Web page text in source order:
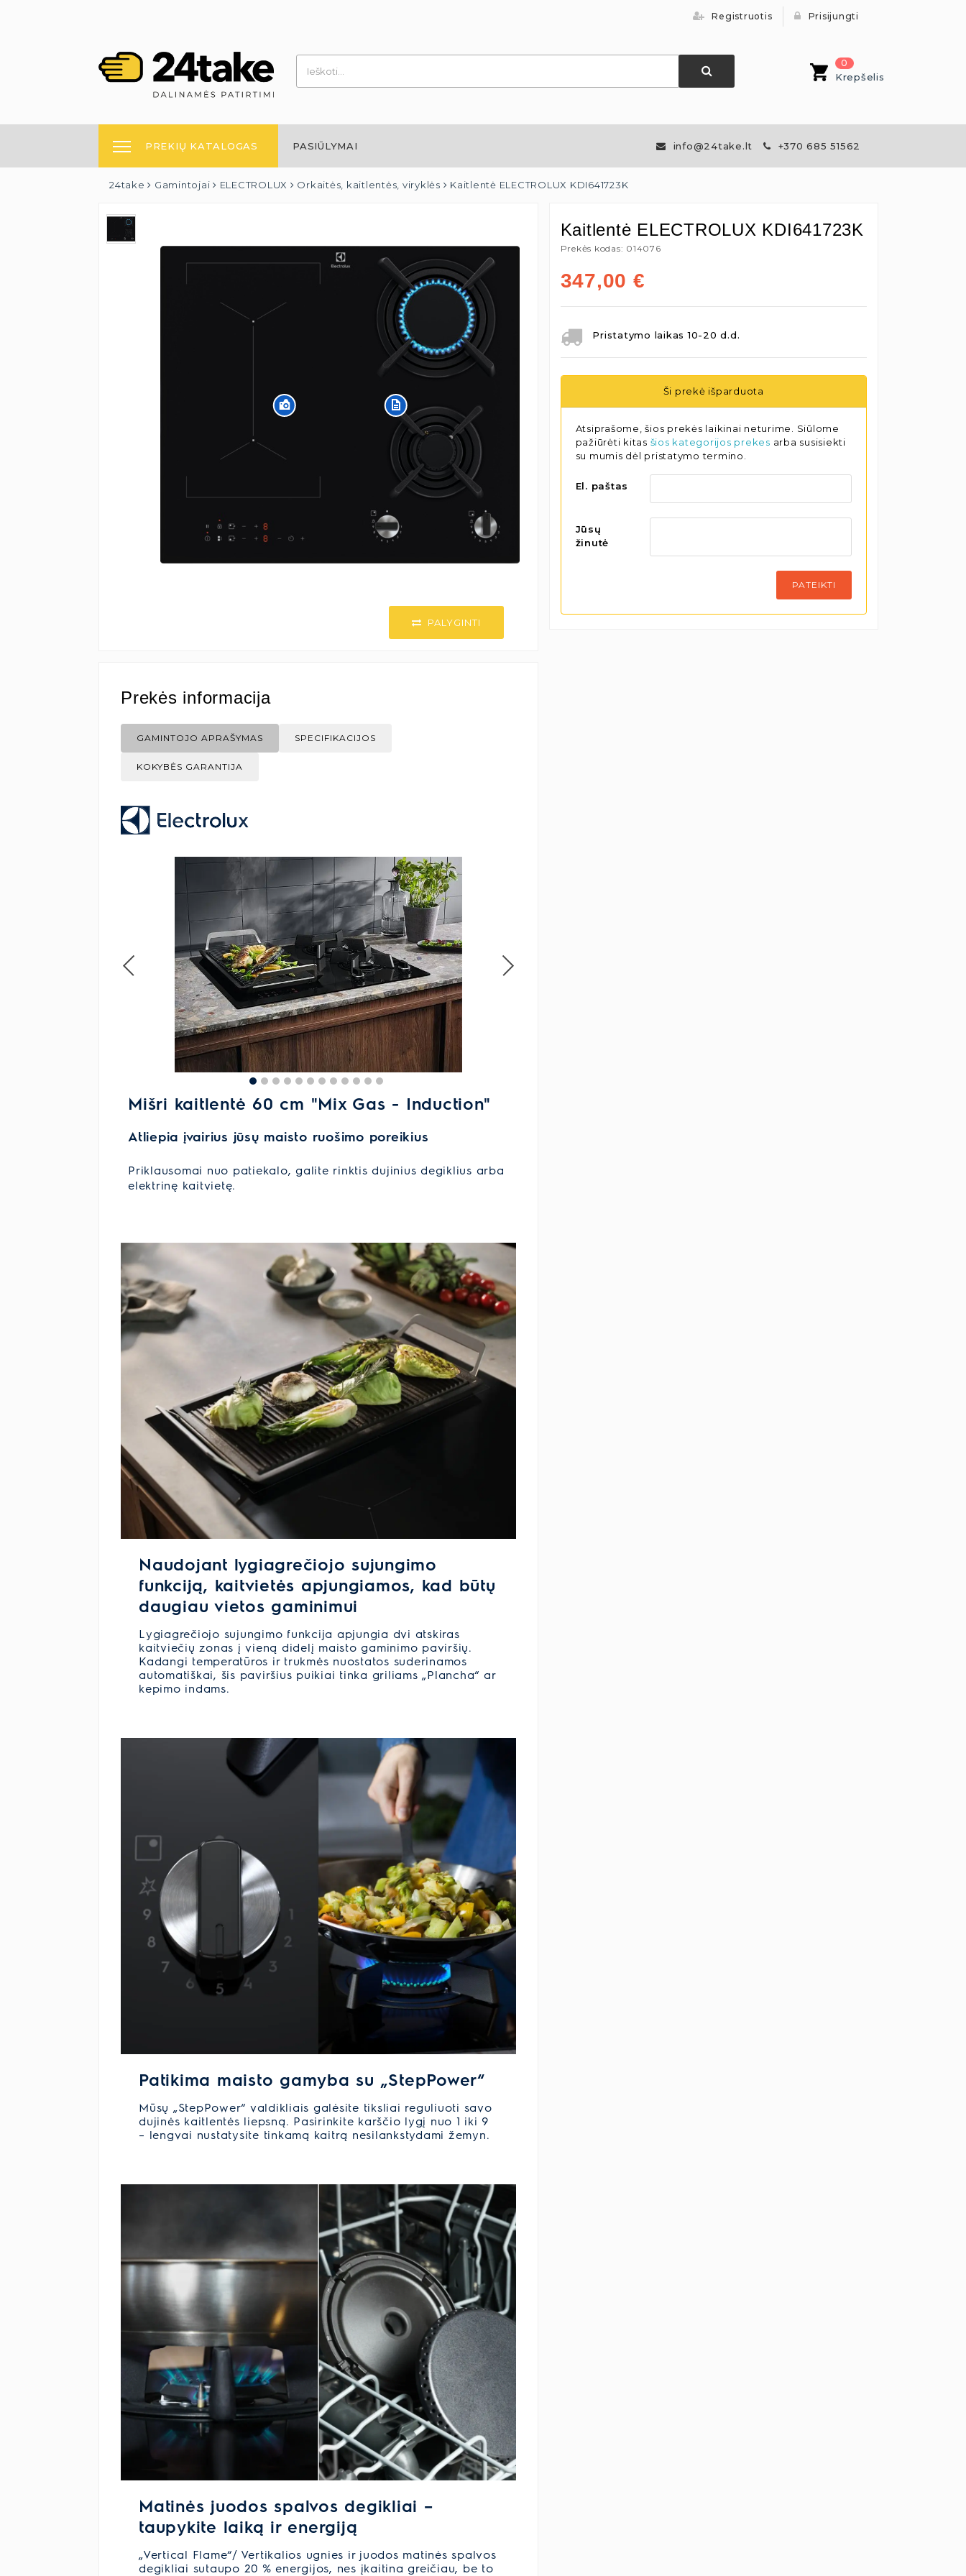
Registruotis Prisijungti
0
Krepšelis
PREKIŲ KATALOGAS PASIŪLYMAI info@24take.lt +370 685 51562
24take Gamintojai ELECTROLUX Orkaitės, kaitlentės, viryklės Kaitlentė ELECTROLUX KDI641723K
PALYGINTI
Kaitlentė ELECTROLUX KDI641723K
Prekės kodas: 014076
347,00 €
Pristatymo laikas 10-20 d.d.
Ši prekė išparduota
Atsiprašome, šios prekės laikinai neturime. Siūlome
pažiūrėti kitas šios kategorijos prekes arba susisiekti
su mumis dėl pristatymo termino.
El. paštas
Jūsų
žinutė
PATEIKTI
Prekės informacija
GAMINTOJO APRAŠYMAS SPECIFIKACIJOS
KOKYBĖS GARANTIJA
Mišri kaitlentė 60 cm "Mix Gas - Induction"
Atliepia įvairius jūsų maisto ruošimo poreikius
Priklausomai nuo patiekalo, galite rinktis dujinius degiklius arba
elektrinę kaitvietę.
Naudojant lygiagrečiojo sujungimo
funkciją, kaitvietės apjungiamos, kad būtų
daugiau vietos gaminimui
Lygiagrečiojo sujungimo funkcija apjungia dvi atskiras
kaitviečių zonas į vieną didelį maisto gaminimo paviršių.
Kadangi temperatūros ir trukmės nuostatos suderinamos
automatiškai, šis paviršius puikiai tinka griliams „Plancha“ ar
kepimo indams.
Patikima maisto gamyba su „StepPower“
Mūsų „StepPower“ valdikliais galėsite tiksliai reguliuoti savo
dujinės kaitlentės liepsną. Pasirinkite karščio lygį nuo 1 iki 9
– lengvai nustatysite tinkamą kaitrą nesilankstydami žemyn.
Matinės juodos spalvos degikliai –
taupykite laiką ir energiją
„Vertical Flame“/ Vertikalios ugnies ir juodos matinės spalvos
degikliai sutaupo 20 % energijos, nes įkaitina greičiau, be to